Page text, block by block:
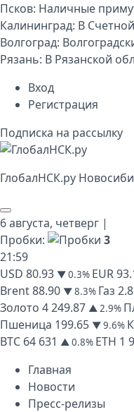
Псков: Наличные
Калининград: В
Волгоград:
Рязань: В Рязанской
Вход
Регистрация
Подписка на рассылку
ГлобалНСК.py
6 августа, четверг |
Пробки:
3
21:59
USD 80.93 ▼ 0.3% EUR
Brent88.90 ▼ 8.3% Газ
Золото 4 249.87 ▲ 2.9%
Пшеница 199.65 ▼ 9.6%
BTC 64 631 ▲ 0.8% ETH 1
Главная
Новости
Пресс-релизы